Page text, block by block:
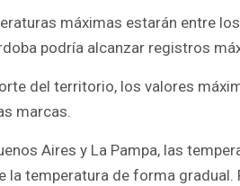
máximas estarán entre
podría alcanzar registros
del territorio, los valores
marcas.
Aires y La Pampa, las
la temperatura de forma gradual.